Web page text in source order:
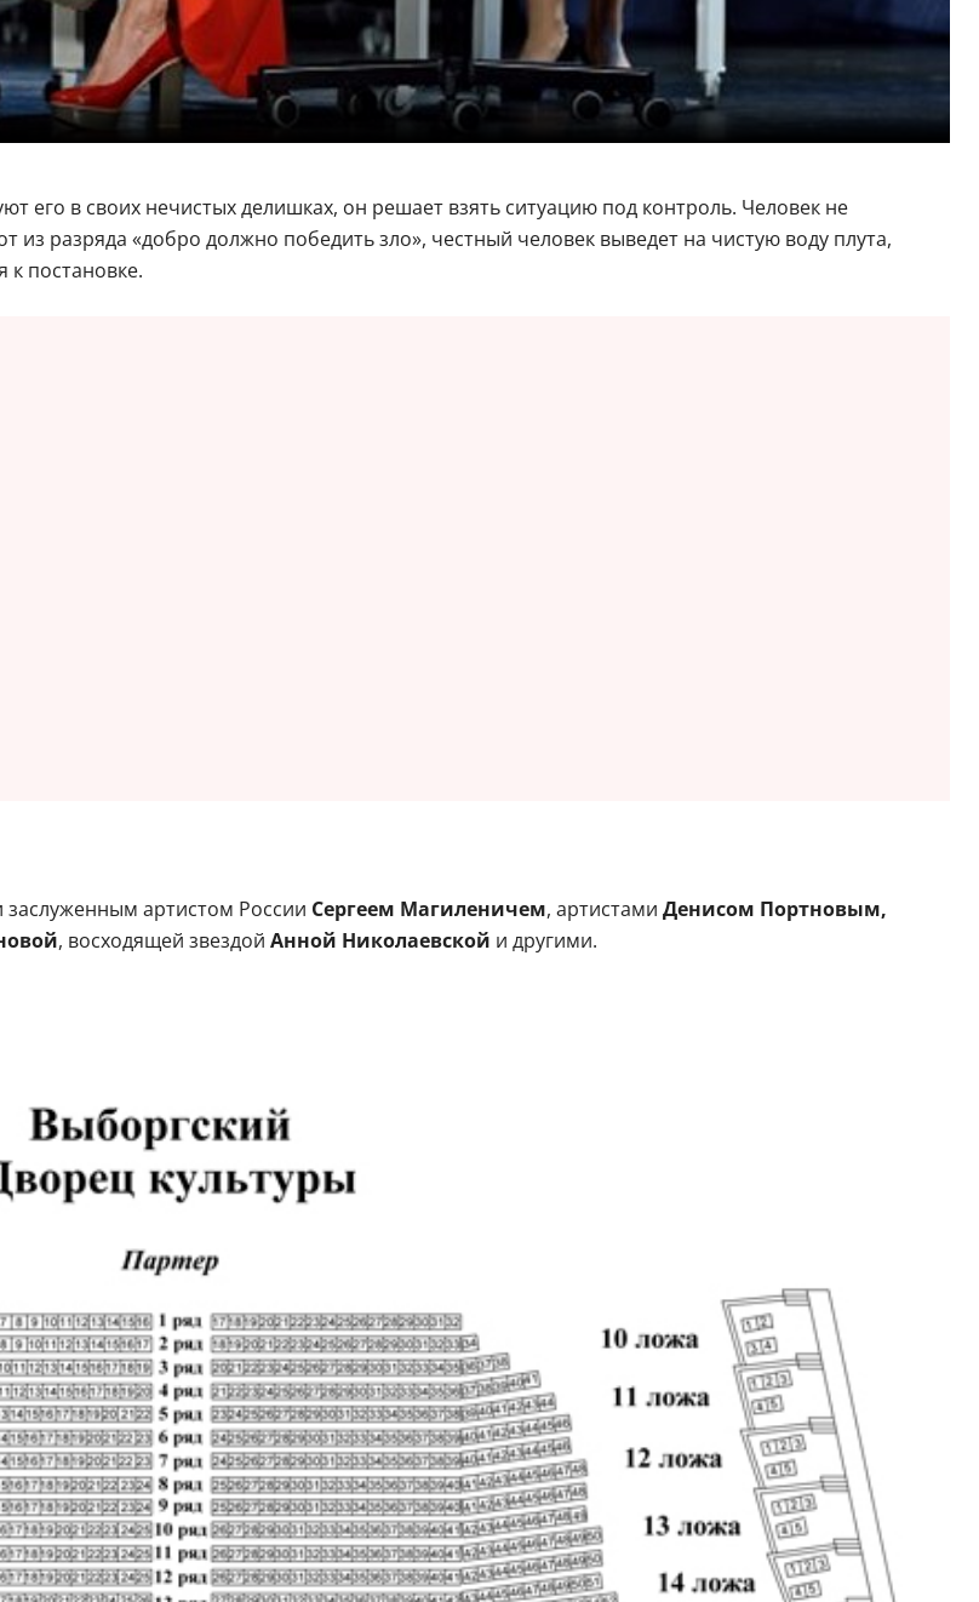
его в своих нечистых делишках, он решает взять ситуацию под контроль. Человек не
из разряда «добро должно победить зло», честный человек выведет на чистую воду плута,
к постановке.
заслуженным артистом России Сергеем Магиленичем, артистами Денисом Портновым,
, восходящей звездой Анной Николаевской и другими.